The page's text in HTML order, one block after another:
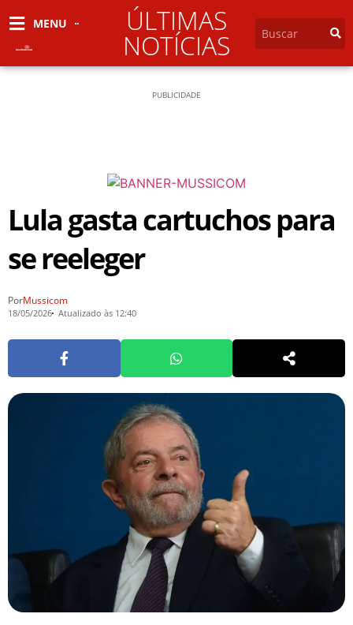
MENU ÚLTIMAS
NOTÍCIAS
PUBLICIDADE
Lula gasta cartuchos para
se reeleger
PorMussicom
18/05/2026 Atualizado às 12:40